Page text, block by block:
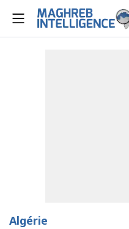
Algérie